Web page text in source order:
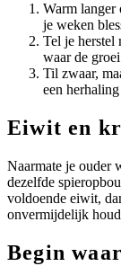
Warm langer
je weken
Tel je herstel
waar de
Til zwaar,
een
Eiwit en
Naarmate je ouder
dezelfde
voldoende eiwit,
onvermijdelijk
Begin